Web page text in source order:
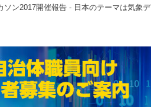
ソン2017開催報告 ‐ 日本のテーマは気象デ